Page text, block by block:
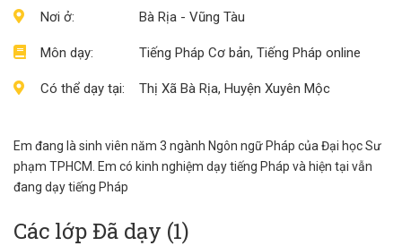
Nơi ở:
Môn dạy:
Có thể dạy tại:
Bà Rịa - Vũng Tàu
Tiếng Pháp Cơ bản, Tiếng Pháp online
Thị Xã Bà Rịa, Huyện Xuyên Mộc
Em đang là sinh viên năm 3 ngành Ngôn ngữ Pháp của Đại học Sư
phạm TPHCM. Em có kinh nghiệm dạy tiếng Pháp và hiện tại vẫn
đang dạy tiếng Pháp
Các lớp Đã dạy (1)